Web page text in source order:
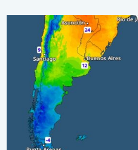
Wintergroet uit het zuidelijk